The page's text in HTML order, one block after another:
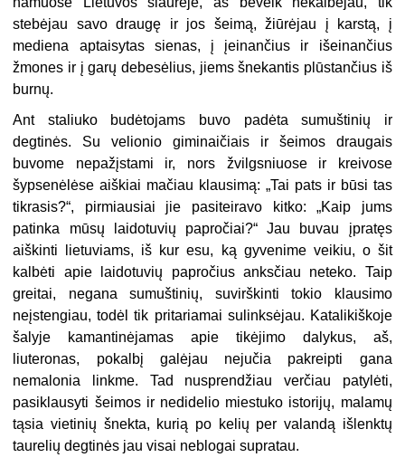
stebėjau savo draugę ir jos šeimą, žiūrėjau į karstą, į
mediena aptaisytas sienas, į įeinančius ir išeinančius
žmones ir į garų debesėlius, jiems šnekantis plūstančius iš
burnų.
Ant staliuko budėtojams buvo padėta sumuštinių ir
degtinės. Su velionio giminaičiais ir šeimos draugais
buvome nepažįstami ir, nors žvilgsniuose ir kreivose
šypsenėlėse aiškiai mačiau klausimą: „Tai pats ir būsi tas
tikrasis?“, pirmiausiai jie pasiteiravo kitko: „Kaip jums
patinka mūsų laidotuvių papročiai?“ Jau buvau įpratęs
aiškinti lietuviams, iš kur esu, ką gyvenime veikiu, o šit
kalbėti apie laidotuvių papročius anksčiau neteko. Taip
greitai, negana sumuštinių, suvirškinti tokio klausimo
neįstengiau, todėl tik pritariamai sulinksėjau. Katalikiškoje
šalyje kamantinėjamas apie tikėjimo dalykus, aš,
liuteronas, pokalbį galėjau nejučia pakreipti gana
nemalonia linkme. Tad nusprendžiau verčiau patylėti,
pasiklausyti šeimos ir nedidelio miestuko istorijų, malamų
tąsia vietinių šnekta, kurią po kelių per valandą išlenktų
taurelių degtinės jau visai neblogai supratau.